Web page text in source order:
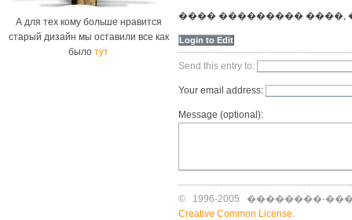
А для тех кому больше нравится
старый дизайн мы оставили все как
было тут
���� ��������� ����,
Login to Edit
Send this entry to:
Your email address:
Message (optional):
© 1996-2005 ��������-
Creative Common License.